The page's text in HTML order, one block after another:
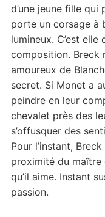
d’une jeune fille qui
porte un corsage à
lumineux. C’est
composition. Breck
amoureux de
secret. Si Monet a
peindre en leur
chevalet près des
s’offusquer des
Pour l’instant,
proximité du maître
qu’il aime. Instant
passion.